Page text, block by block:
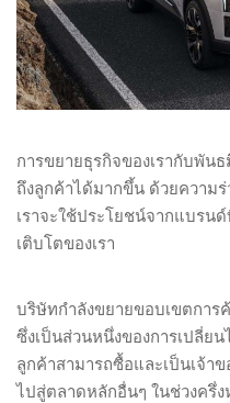
การขยายธุรกิจของเรากับพัน
ถึงลูกค้าได้มากขึ้น ด้วยความ
เราจะใช้ประโยชน์จากแบรน
เติบโตของเรา
บริษัทกำลังขยายขอบเขตกา
ซึ่งเป็นส่วนหนึ่งของการเปลี่ย
ลูกค้าสามารถซื้อและเป็นเจ้า
ไปสู่ตลาดหลักอื่นๆ ในช่วงครึ่ง